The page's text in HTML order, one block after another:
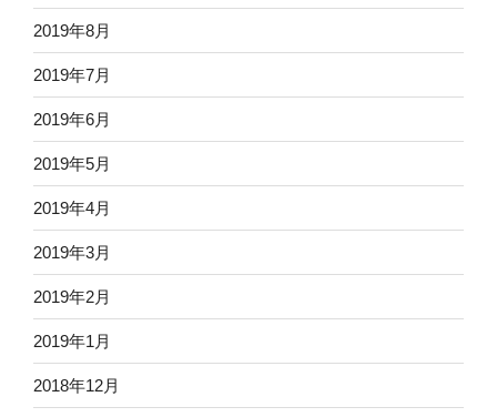
2019年8月
2019年7月
2019年6月
2019年5月
2019年4月
2019年3月
2019年2月
2019年1月
2018年12月